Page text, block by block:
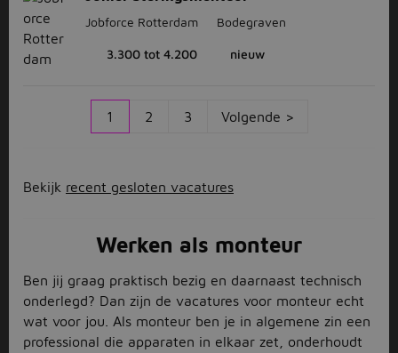
Jobforce Rotterdam Bodegraven
3.300 tot 4.200 nieuw
1 2 3 Volgende >
Bekijk recent gesloten vacatures
Werken als monteur
Ben jij graag praktisch bezig en daarnaast technisch
onderlegd? Dan zijn de vacatures voor monteur echt
wat voor jou. Als monteur ben je in algemene zin een
professional die apparaten in elkaar zet, onderhoudt